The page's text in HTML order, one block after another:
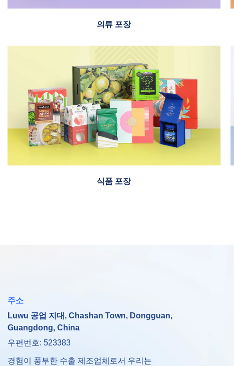
의류 포장
식품 포장
주소
Luwu 공업 지대, Chashan Town, Dongguan,
Guangdong, China
우편번호: 523383
경험이 풍부한 수출 제조업체로서 우리는